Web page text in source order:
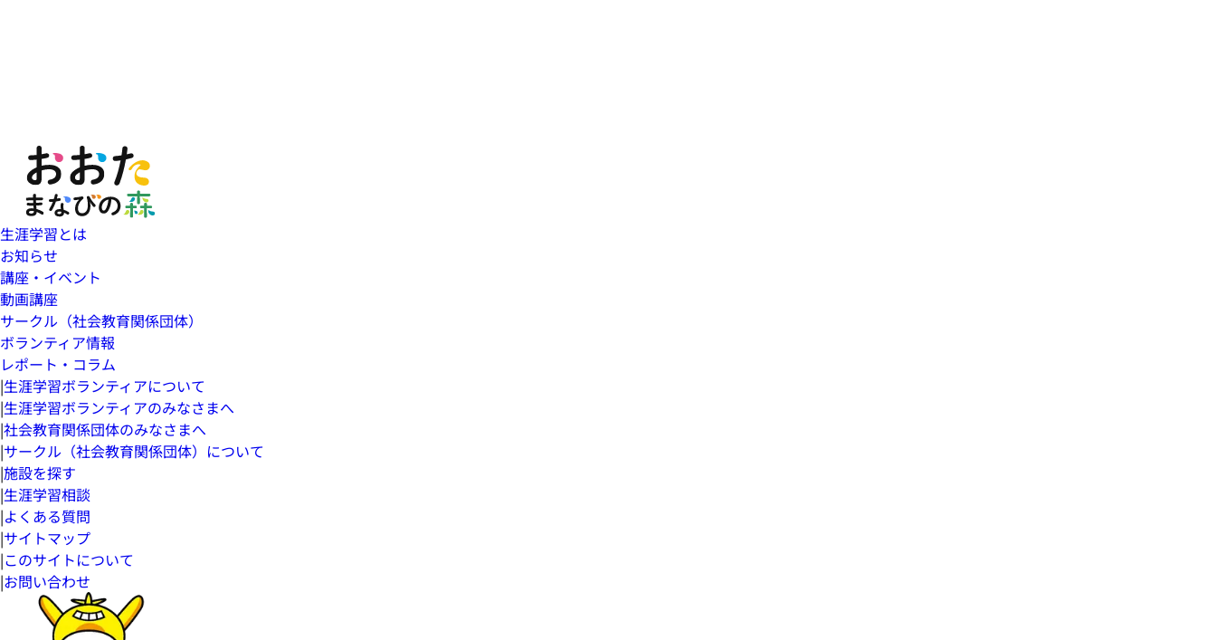
生涯学習とは
お知らせ
講座・イベント
動画講座
サークル（社会教育関係団体）
ボランティア情報
レポート・コラム
|生涯学習ボランティアについて
|生涯学習ボランティアのみなさまへ
|社会教育関係団体のみなさまへ
|サークル（社会教育関係団体）について
|施設を探す
|生涯学習相談
|よくある質問
|サイトマップ
|このサイトについて
|お問い合わせ